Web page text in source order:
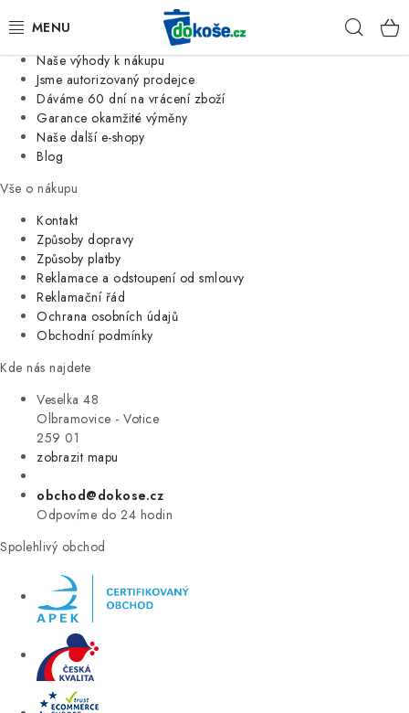
Jsme tradiční česká firma
Naše výhody k nákupu
Jsme autorizovaný prodejce
Dáváme 60 dní na vrácení zboží
Garance okamžité výměny
Naše další e-shopy
Blog
Vše o nákupu
Kontakt
Způsoby dopravy
Způsoby platby
Reklamace a odstoupení od smlouvy
Reklamační řád
Ochrana osobních údajů
Obchodní podmínky
Kde nás najdete
Veselka 48
Olbramovice - Votice
259 01
zobrazit mapu
obchod@dokose.cz
Odpovíme do 24 hodin
Spolehlivý obchod
KOŠE
SÁČKY
KUCHYNĚ
ORGANIZACE
DOMÁCNOST
ÚKLID
VÝPRODEJ
ZNAČKY
Úvod Kontakt Blog
Moje objednávka